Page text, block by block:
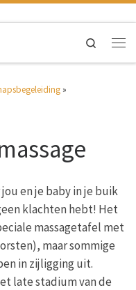
Search
»
en je baby in je buik
klachten hebt! Het
massagetafel met
maar sommige
in zijligging uit.
late stadium van de